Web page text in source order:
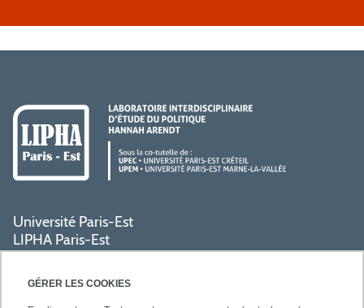
GÉRER LES COOKIES
Université Paris-Est
LIPHA Paris-Est
Campus Centre de Créteil
61, avenue du Général de Gaulle